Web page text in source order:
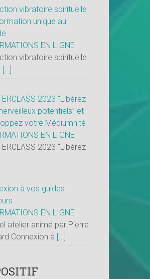
vibratoire spirituelle
unique au
EN LIGNE
vibratoire spirituelle
[…]
2023 “Libérez
potentiels” et
votre Médiumnité
EN LIGNE
2023 “Libérez
à vos guides
EN LIGNE
atelier animé par Pierre
Connexion à […]